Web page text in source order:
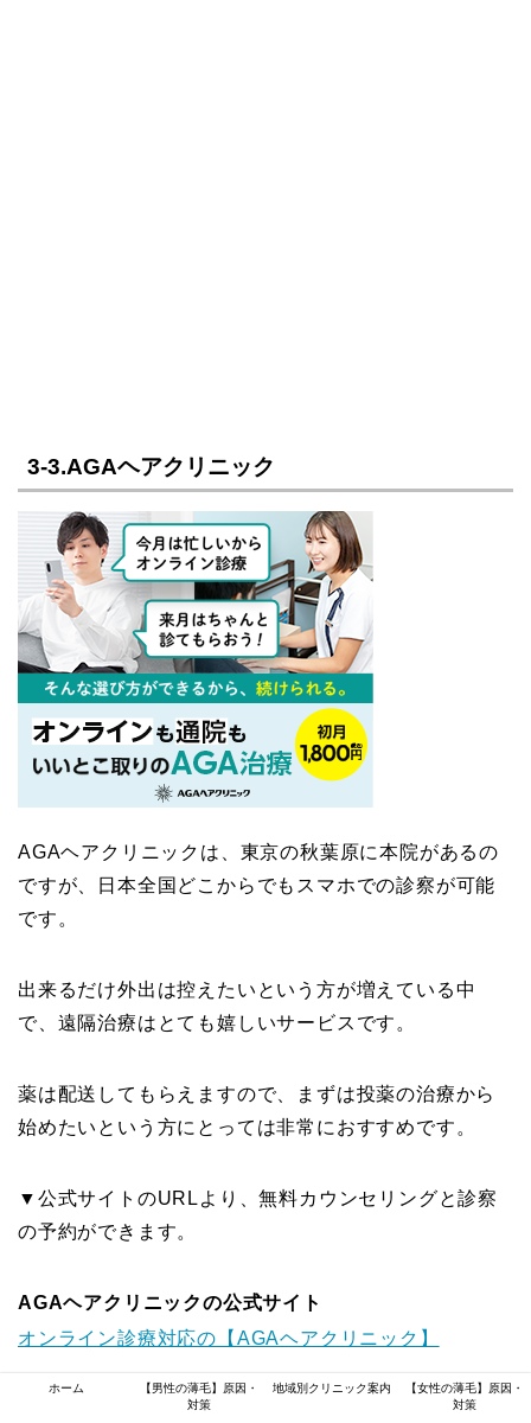
3-3.AGAヘアクリニック
AGAヘアクリニックは、東京の秋葉原に本院があるの
ですが、日本全国どこからでもスマホでの診察が可能
です。
出来るだけ外出は控えたいという方が増えている中
で、遠隔治療はとても嬉しいサービスです。
薬は配送してもらえますので、まずは投薬の治療から
始めたいという方にとっては非常におすすめです。
▼公式サイトのURLより、無料カウンセリングと診察
の予約ができます。
AGAヘアクリニックの公式サイト
オンライン診療対応の【AGAヘアクリニック】
ホーム
【男性の薄毛】原因・
対策
地域別クリニック案内
【女性の薄毛】原因・
対策